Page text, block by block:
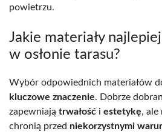
powietrzu.
Jakie materiały
w osłonie tarasu?
Wybór odpowiednich materiałów
kluczowe znaczenie. Dobrze
zapewniają trwałość i estetykę, ale
chronią przed niekorzystnymi